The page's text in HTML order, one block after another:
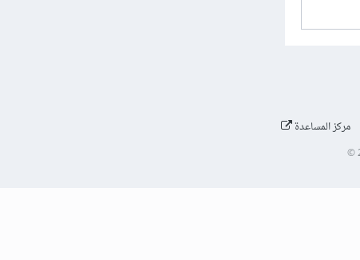
مركز المساعدة
©